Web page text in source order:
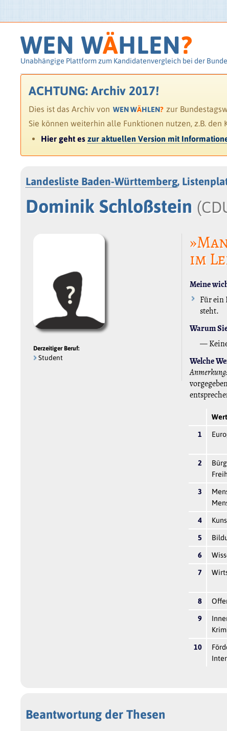
WEN WÄHLEN?
Unabhängige Plattform zum Kandidatenvergleich bei der
ACHTUNG: Archiv 2017!
Dies ist das Archiv von WEN WÄHLEN? zur
Sie können weiterhin alle Funktionen nutzen, z.B. den
Hier geht eszur aktuellen Version mit
Landesliste Baden-Württemberg,
Dominik Schloßstein
Derzeitiger Beruf:
Student
im
Meine
Für ein
steht.
Warum
—
Welche
Anmerkung:
1
2
3
4
5
6
7
8
9
10
Beantwortung der Thesen